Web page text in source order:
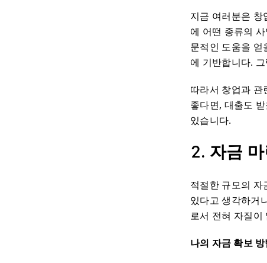
지금 여러분은 창
에 어떤 종류의
문적인 도움을 얻
에 기반합니다.
따라서 창업과 관
좋다면, 대출도
있습니다.
2. 자금 마
적절한 규모의 자
있다고 생각하거
로서 전혀 자질이
나의 자금 확보 방